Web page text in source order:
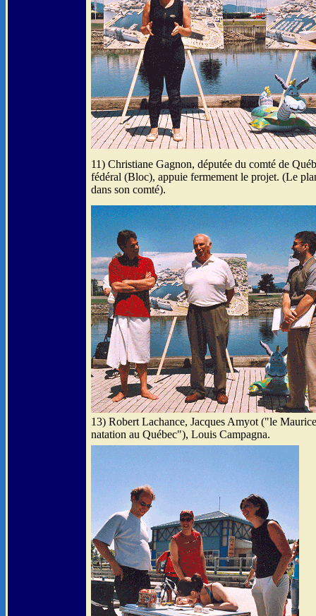
11) Christiane Gagnon, députée du comté de
fédéral (Bloc), appuie fermement le projet. (Le
dans son comté).
13) Robert Lachance, Jacques Amyot ("le
natation au Québec"), Louis Campagna.